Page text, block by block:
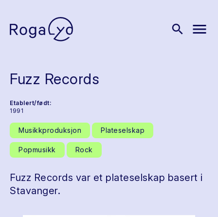
search menu
Fuzz Records
Etablert/født:
1991
Musikkproduksjon Plateselskap
Popmusikk Rock
Fuzz Records var et plateselskap basert i
Stavanger.